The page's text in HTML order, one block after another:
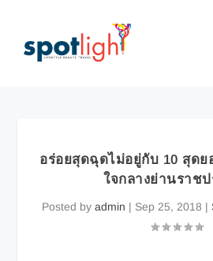
อร่อยสุดฉุดไม่อยู่กับ 10 สุดย
ใจกลางย่านราชป
Posted by admin | Sep 25, 2018 |